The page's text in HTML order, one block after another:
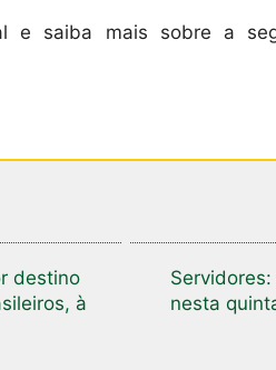
e saiba mais sobre a
destino
à
nesta